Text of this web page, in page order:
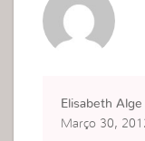
Obrigada por
Elisabeth
Março 30,